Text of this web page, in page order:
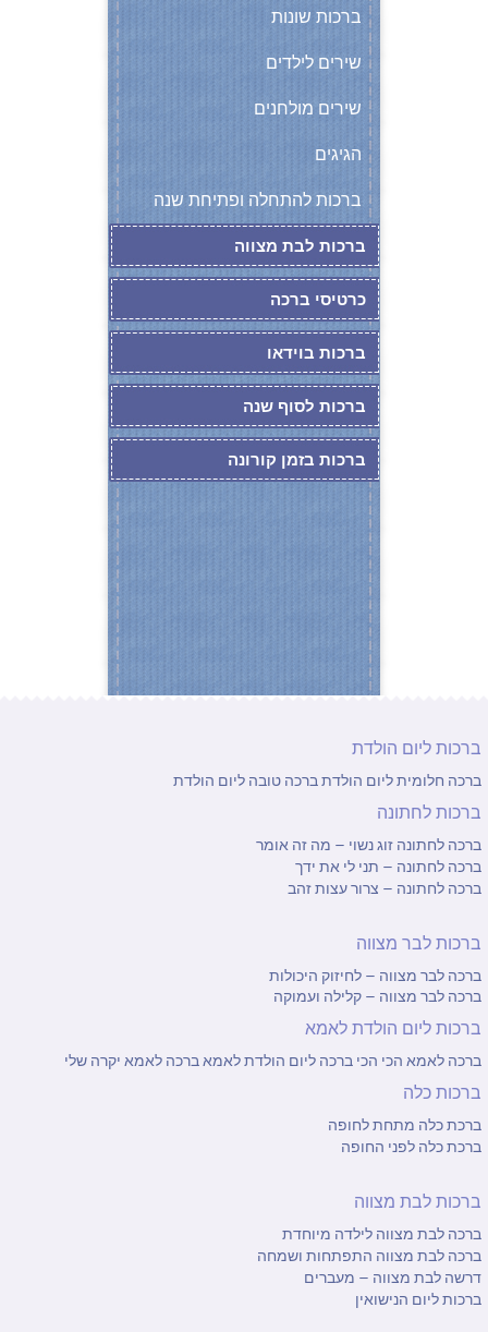
ברכות שונות
שירים לילדים
שירים מולחנים
הגיגים
ברכות להתחלה ופתיחת שנה
ברכות לבת מצווה
כרטיסי ברכה
ברכות בוידאו
ברכות לסוף שנה
ברכות בזמן קורונה
ברכות ליום הולדת
ברכה חלומית ליום הולדתברכה טובה ליום הולדת
ברכות לחתונה
ברכה לחתונה זוג נשוי – מה זה אומר
ברכה לחתונה – תני לי את ידך
ברכה לחתונה – צרור עצות זהב
ברכות לבר מצווה
ברכה לבר מצווה – לחיזוק היכולות
ברכה לבר מצווה – קלילה ועמוקה
ברכות ליום הולדת לאמא
ברכה לאמא הכי הכי ברכה ליום הולדת לאמאברכה לאמא יקרה שלי
ברכות כלה
ברכת כלה מתחת לחופה
ברכת כלה לפני החופה
ברכות לבת מצווה
ברכה לבת מצווה לילדה מיוחדת
ברכה לבת מצווה התפתחות ושמחה
דרשה לבת מצווה – מעברים
ברכות ליום הנישואין